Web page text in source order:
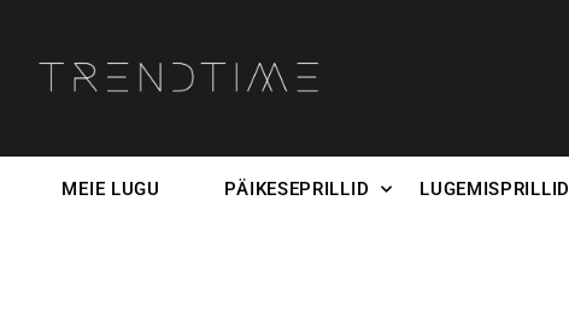
MEIE LUGU PÄIKESEPRILLID LUGEMISPRILLID